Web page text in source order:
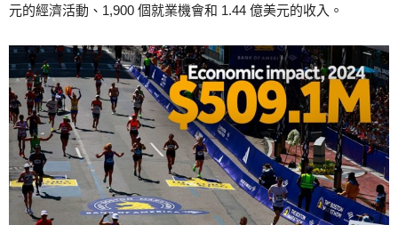
元的經濟活動、1,900 個就業機會和 1.44 億美元的收入。